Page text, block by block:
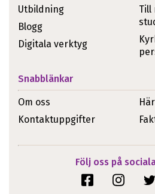
Utbildning
Blogg
Digitala verktyg
Till
Snabblänkar
Om oss
Kontaktuppgifter
Följ oss på